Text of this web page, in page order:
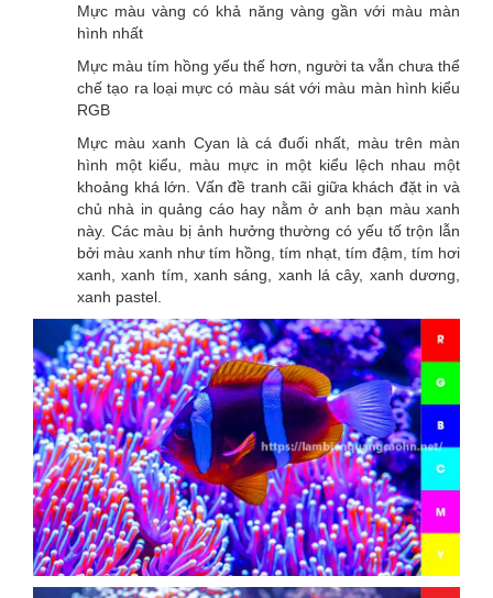
Mực màu vàng có khả năng vàng gần với màu màn
hình nhất
Mực màu tím hồng yếu thế hơn, người ta vẫn chưa thể
chế tạo ra loại mực có màu sát với màu màn hình kiểu
RGB
Mực màu xanh Cyan là cá đuối nhất, màu trên màn
hình một kiểu, màu mực in một kiểu lệch nhau một
khoảng khá lớn. Vấn đề tranh cãi giữa khách đặt in và
chủ nhà in quảng cáo hay nằm ở anh bạn màu xanh
này. Các màu bị ảnh hưởng thường có yếu tố trộn lẫn
bởi màu xanh như tím hồng, tím nhạt, tím đậm, tím hơi
xanh, xanh tím, xanh sáng, xanh lá cây, xanh dương,
xanh pastel.